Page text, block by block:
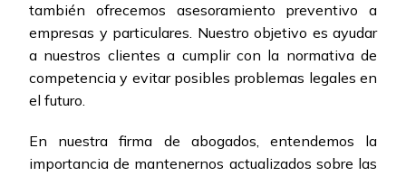
también ofrecemos asesoramiento preventivo a
empresas y particulares. Nuestro objetivo es ayudar
a nuestros clientes a cumplir con la normativa de
competencia y evitar posibles problemas legales en
el futuro.
En nuestra firma de abogados, entendemos la
importancia de mantenernos actualizados sobre las